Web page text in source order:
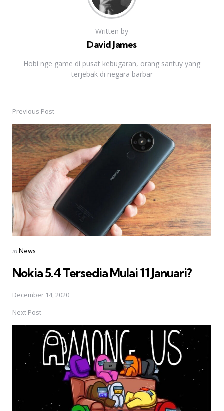
Written by
David James
Hobi nge game di pusat kebugaran, orang santuy yang
terjebak di negara barbar
Post
navigation
Previous Post
Posted
inNews
Nokia 5.4 Tersedia Mulai 11 Januari?
December 14, 2020
Next Post